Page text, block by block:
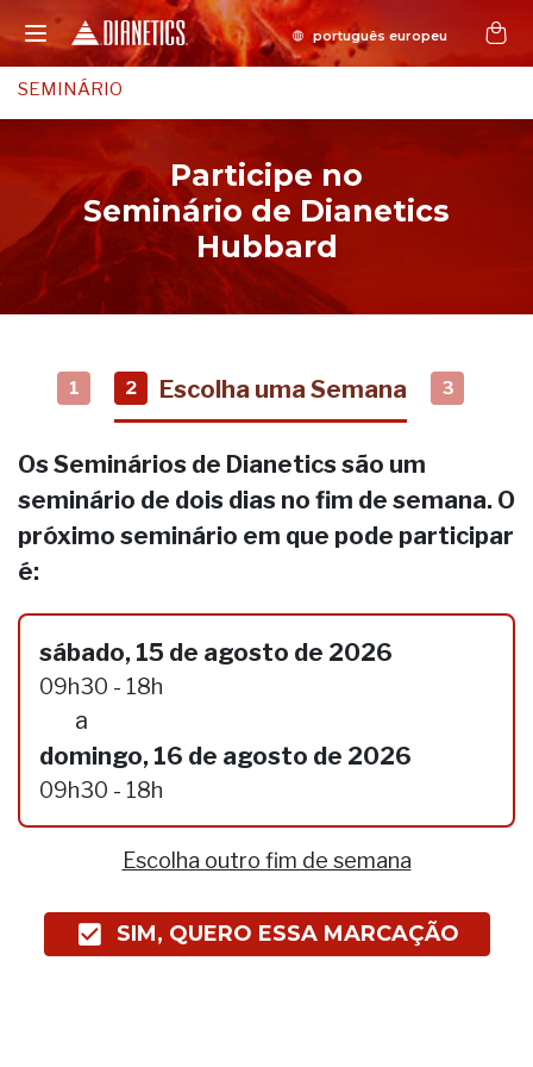
SEMINÁRIO
Participe no
Seminário de Dianetics
Hubbard
1 2 Escolha uma Semana 3
Os Seminários de Dianetics são um
seminário de dois dias no fim de semana. O
próximo seminário em que pode participar
é:
sábado, 15 de agosto de 2026
09h30 - 18h
a
domingo, 16 de agosto de 2026
09h30 - 18h
Escolha outro fim de semana
SIM, QUERO ESSA MARCAÇÃO